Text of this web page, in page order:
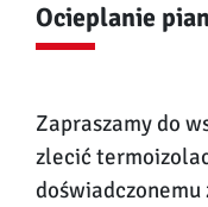
Ocieplanie
Zapraszamy do
zlecić